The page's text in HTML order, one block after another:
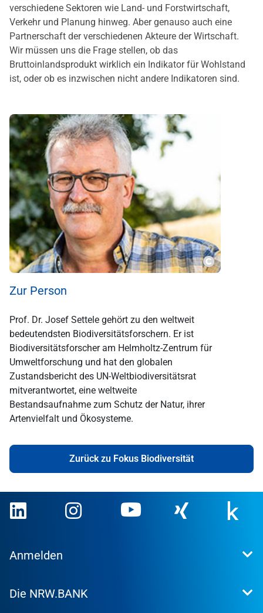
verschiedene Sektoren wie Land- und Forstwirtschaft,
Verkehr und Planung hinweg. Aber genauso auch eine
Partnerschaft der verschiedenen Akteure der Wirtschaft.
Wir müssen uns die Frage stellen, ob das
Bruttoinlandsprodukt wirklich ein Indikator für Wohlstand
ist, oder ob es inzwischen nicht andere Indikatoren sind.
Copyright
Zur Person
Prof. Dr. Josef Settele gehört zu den weltweit
bedeutendsten Biodiversitätsforschern. Er ist
Biodiversitätsforscher am Helmholtz-Zentrum für
Umweltforschung und hat den globalen
Zustandsbericht des UN-Weltbiodiversitätsrat
mitverantwortet, eine weltweite
Bestandsaufnahme zum Schutz der Natur, ihrer
Artenvielfalt und Ökosysteme.
Zurück zu Fokus Biodiversität
Anmelden
Kundenportal
Die NRW.BANK